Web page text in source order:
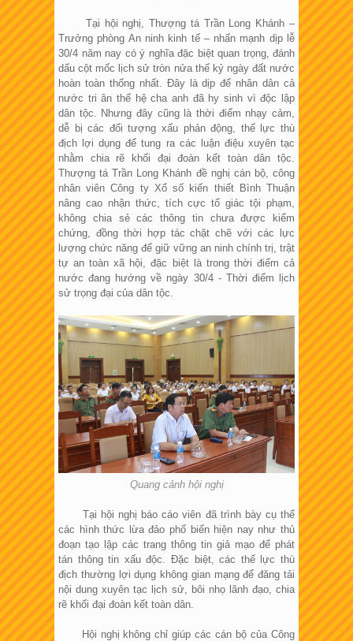
Tại hội nghị, Thượng tá Trần Long Khánh –
Trưởng phòng An ninh kinh tế – nhấn mạnh dịp lễ
30/4 năm nay có ý nghĩa đặc biệt quan trọng, đánh
dấu cột mốc lịch sử tròn nửa thế kỷ ngày đất nước
hoàn toàn thống nhất. Đây là dịp để nhân dân cả
nước tri ân thế hệ cha anh đã hy sinh vì độc lập
dân tộc. Nhưng đây cũng là thời điểm nhạy cảm,
dễ bị các đối tượng xấu phản động, thế lực thù
địch lợi dụng để tung ra các luận điệu xuyên tạc
nhằm chia rẽ khối đại đoàn kết toàn dân tộc.
Thượng tá Trần Long Khánh đề nghị cán bộ, công
nhân viên Công ty Xổ số kiến thiết Bình Thuận
nâng cao nhận thức, tích cực tố giác tội phạm,
không chia sẻ các thông tin chưa được kiểm
chứng, đồng thời hợp tác chặt chẽ với các lực
lượng chức năng để giữ vững an ninh chính trị, trật
tự an toàn xã hội, đặc biệt là trong thời điểm cả
nước đang hướng về ngày 30/4 - Thời điểm lịch
sử trọng đại của dân tộc.
Quang cảnh hội nghị
Tại hội nghị báo cáo viên đã trình bày cụ thể
các hình thức lừa đảo phổ biến hiện nay như thủ
đoạn tạo lập các trang thông tin giả mạo để phát
tán thông tin xấu độc. Đặc biệt, các thế lực thù
địch thường lợi dụng không gian mạng để đăng tải
nội dung xuyên tạc lịch sử, bôi nhọ lãnh đạo, chia
rẽ khối đại đoàn kết toàn dân.
Hội nghị không chỉ giúp các cán bộ của Công